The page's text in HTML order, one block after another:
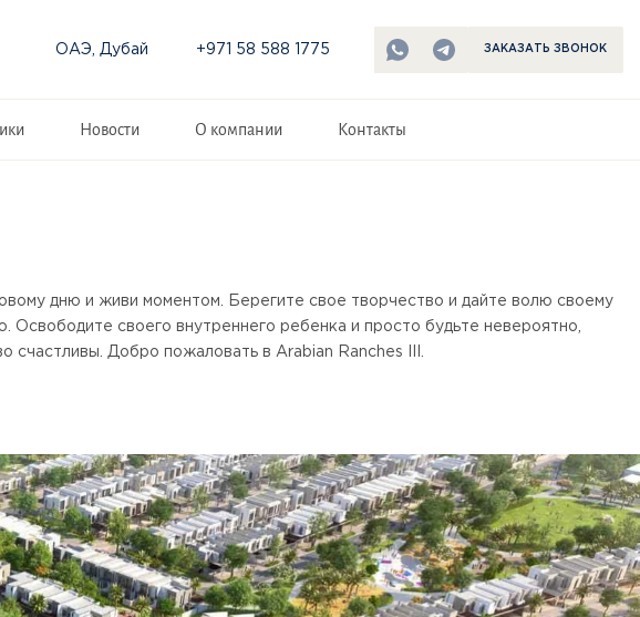
ОАЭ, Дубай +971 58 588 1775 ЗАКАЗАТЬ ЗВОНОК
Новости О компании Контакты
дню и живи моментом. Берегите свое творчество и дайте волю своему
Освободите своего внутреннего ребенка и просто будьте невероятно,
счастливы. Добро пожаловать в Arabian Ranches III.